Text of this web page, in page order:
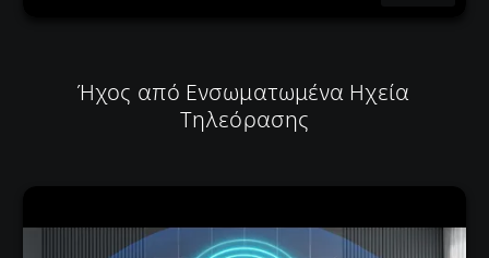
Ήχος από Ενσωματωμένα Ηχεία
Τηλεόρασης